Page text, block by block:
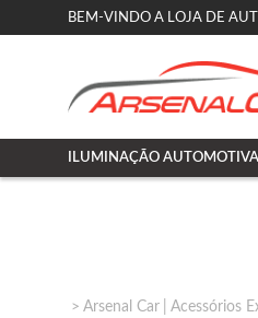
BEM-VINDO A LOJA DE
ILUMINAÇÃO AUTOMOTIVA
Arsenal Car Acessórios